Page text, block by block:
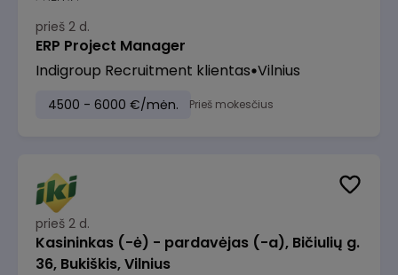
prieš 2 d.
ERP Project Manager
Indigroup Recruitment klientas Vilnius
4500 - 6000 €/mėn. Prieš mokesčius
prieš 2 d.
Kasininkas (-ė) - pardavėjas (-a), Bičiulių g.
36, Bukiškis, Vilnius